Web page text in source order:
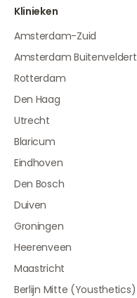
Klinieken
Amsterdam-Zuid
Amsterdam Buitenveldert
Rotterdam
Den Haag
Utrecht
Blaricum
Eindhoven
Den Bosch
Duiven
Groningen
Heerenveen
Maastricht
Berlijn Mitte (Yousthetics)